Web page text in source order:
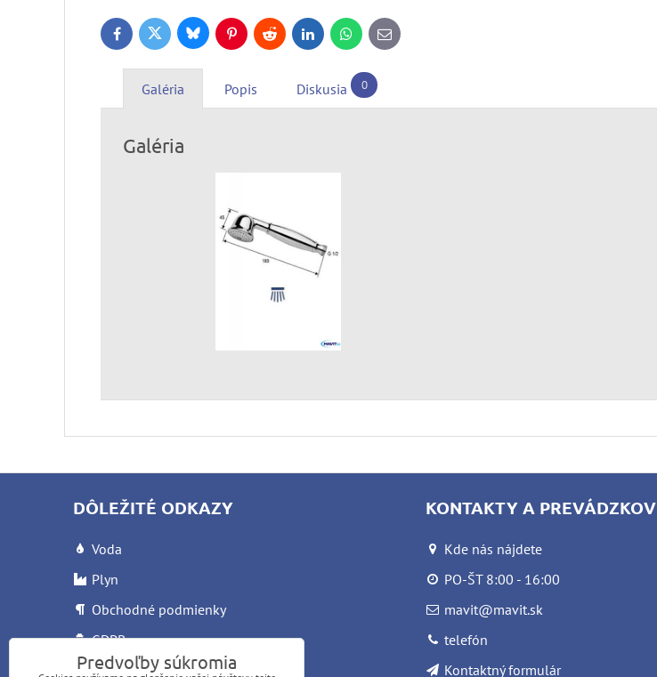
FacebookTwitter BlueskyPinterestReddit LinkedInWhatsApp
E-
mail
Galéria Popis Diskusia 0
Galéria
DÔLEŽITÉ ODKAZY
Voda
Plyn
Obchodné podmienky
GDPR
Reklamačný list
KONTAKTY A
Kde nás nájdete
PO-ŠT 8:00 - 16:00
mavit@mavit.sk
telefón
Kontaktný formulár
Predvoľby súkromia